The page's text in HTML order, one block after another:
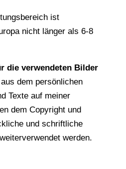
ist
nicht länger als 6-8
die verwendeten Bilder
dem persönlichen
Texte auf meiner
dem Copyright und
und schriftliche
werden.